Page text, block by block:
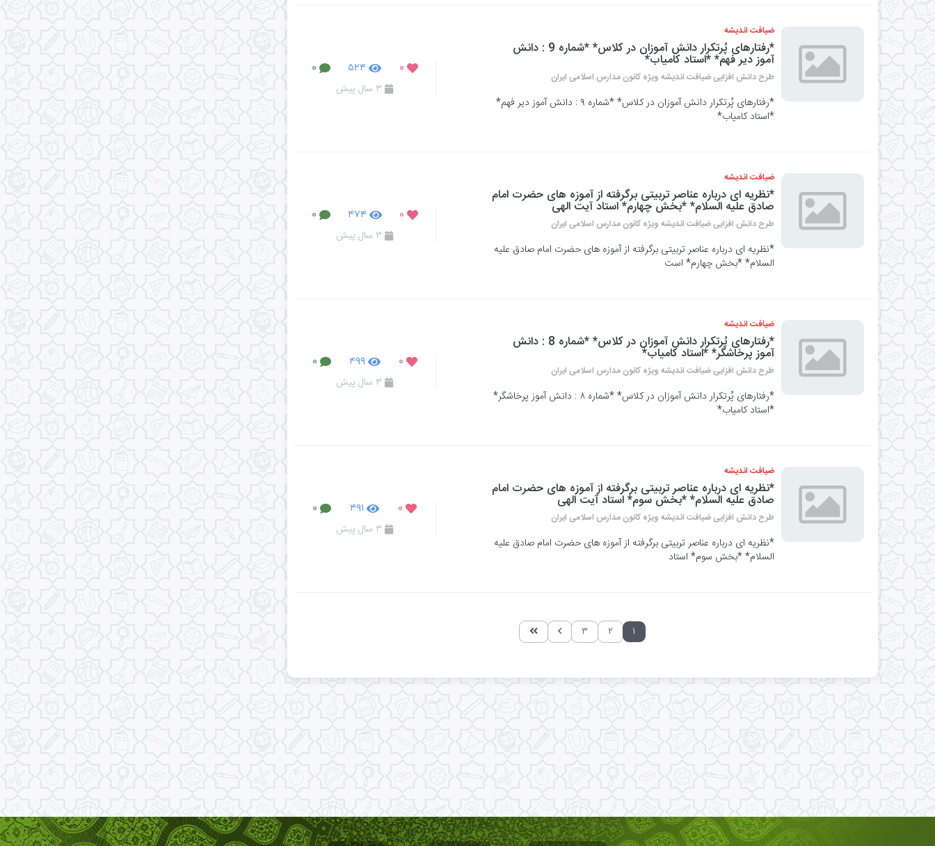
ضیافت اندیشه
*رفتارهای پُرتکرار دانش آموزان در کلاس* *شماره 9 : دانش
آموز دیر فهم* *استاد کامیاب*
طرح دانش افزایی ضیافت اندیشه ویژه کانون مدارس اسلامی ایران
*رفتارهای پُرتکرار دانش آموزان در کلاس* *شماره ۹ : دانش آموز دیر فهم*
*استاد کامیاب*
۰ ۵۲۴ ۰
۳ سال پیش
ضیافت اندیشه
*نظریه ای درباره عناصر تربیتی برگرفته از آموزه های حضرت امام
صادق علیه السلام* *بخش چهارم* استاد آیت الهی
طرح دانش افزایی ضیافت اندیشه ویژه کانون مدارس اسلامی ایران
*نظریه ای درباره عناصر تربیتی برگرفته از آموزه های حضرت امام صادق علیه
السلام* *بخش چهارم* است
۰ ۴۷۴ ۰
۳ سال پیش
ضیافت اندیشه
*رفتارهای پُرتکرار دانش آموزان در کلاس* *شماره 8 : دانش
آموز پرخاشگر* *استاد کامیاب*
طرح دانش افزایی ضیافت اندیشه ویژه کانون مدارس اسلامی ایران
*رفتارهای پُرتکرار دانش آموزان در کلاس* *شماره ۸ : دانش آموز پرخاشگر*
*استاد کامیاب*
۰ ۴۹۹ ۰
۳ سال پیش
ضیافت اندیشه
*نظریه ای درباره عناصر تربیتی برگرفته از آموزه های حضرت امام
صادق علیه السلام* *بخش سوم* استاد آیت الهی
طرح دانش افزایی ضیافت اندیشه ویژه کانون مدارس اسلامی ایران
*نظریه ای درباره عناصر تربیتی برگرفته از آموزه های حضرت امام صادق علیه
السلام* *بخش سوم* استاد
۰ ۴۹۱ ۰
۳ سال پیش
۱ ۲ ۳